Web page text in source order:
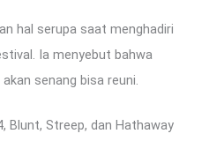
hal serupa saat menghadiri
Ia menyebut bahwa
senang bisa reuni.
Blunt, Streep, dan Hathaway